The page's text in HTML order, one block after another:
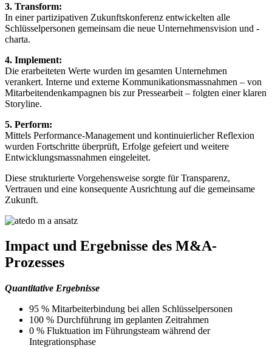
3. Transform:
In einer partizipativen Zukunftskonferenz entwickelten alle
Schlüsselpersonen gemeinsam die neue Unternehmensvision und -
charta.
4. Implement:
Die erarbeiteten Werte wurden im gesamten Unternehmen
verankert. Interne und externe Kommunikationsmassnahmen – von
Mitarbeitendenkampagnen bis zur Pressearbeit – folgten einer klaren
Storyline.
5. Perform:
Mittels Performance-Management und kontinuierlicher Reflexion
wurden Fortschritte überprüft, Erfolge gefeiert und weitere
Entwicklungsmassnahmen eingeleitet.
Diese strukturierte Vorgehensweise sorgte für Transparenz,
Vertrauen und eine konsequente Ausrichtung auf die gemeinsame
Zukunft.
Impact und Ergebnisse des M&A-
Prozesses
Quantitative Ergebnisse
95 % Mitarbeiterbindung bei allen Schlüsselpersonen
100 % Durchführung im geplanten Zeitrahmen
0 % Fluktuation im Führungsteam während der
Integrationsphase